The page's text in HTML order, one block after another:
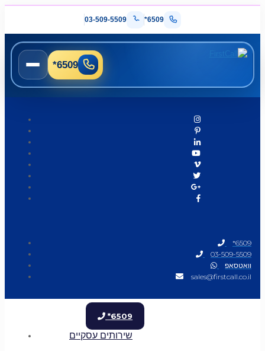
*6509
03-509-5509
*6509
*6509
03-509-5509
וואטסאפ
sales@firstcall.co.il
*6509
שירותים עסקיים